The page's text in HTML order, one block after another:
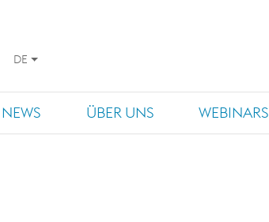
NEWS ÜBER UNS WEBINARS
DE